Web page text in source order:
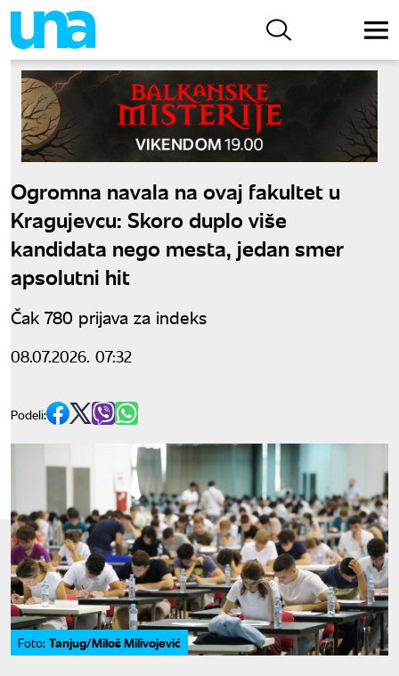
Ogromna navala na ovaj fakultet u
Kragujevcu: Skoro duplo više
kandidata nego mesta, jedan smer
apsolutni hit
Čak 780 prijava za indeks
08.07.2026. 07:32
Podeli:
Foto: Tanjug/Miloš Milivojević